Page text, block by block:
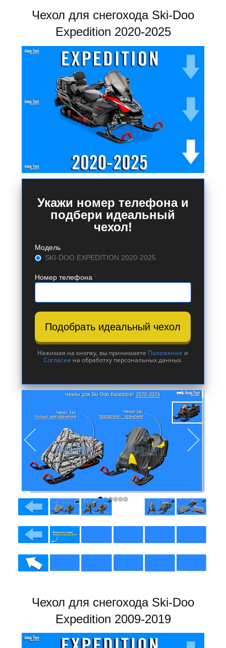
Чехол для снегохода Ski-Doo
Expedition 2020-2025
Укажи номер телефона и
подбери идеальный
чехол!
Модель
SKI-DOO EXPEDITION 2020-2025
Номер телефона *
Подобрать идеальный чехол
Нажимая на кнопку, вы принимаете Положение и
Согласие на обработку персональных данных.
Чехол для снегохода Ski-Doo
Expedition 2009-2019